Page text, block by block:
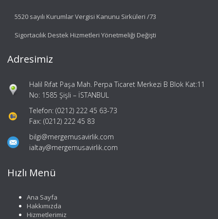
5520 sayılı Kurumlar Vergisi Kanunu Sirküleri /73
Sigortacılık Destek Hizmetleri Yönetmeliği Değişti
Adresimiz
Halil Rıfat Paşa Mah. Perpa Ticaret Merkezi B Blok Kat:11
No: 1585 Şişli – İSTANBUL
Telefon: (0212) 222 45 63-73
Fax: (0212) 222 45 83
bilgi@mergemusavirlik.com
ialtay@mergemusavirlik.com
Hızlı Menü
Ana Sayfa
Hakkımızda
Hizmetlerimiz